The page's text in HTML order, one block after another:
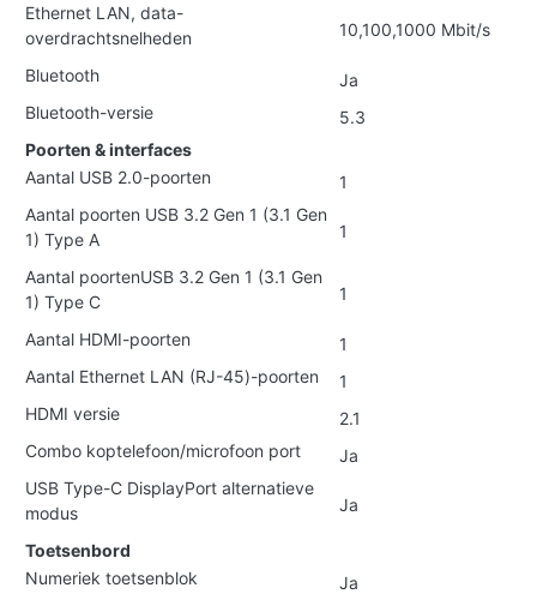
Ethernet LAN, data-
overdrachtsnelheden
10,100,1000 Mbit/s
Bluetooth
Ja
Bluetooth-versie
5.3
Poorten & interfaces
Aantal USB 2.0-poorten
1
Aantal poorten USB 3.2 Gen 1 (3.1 Gen
1) Type A
1
Aantal poortenUSB 3.2 Gen 1 (3.1 Gen
1) Type C
1
Aantal HDMI-poorten
1
Aantal Ethernet LAN (RJ-45)-poorten
1
HDMI versie
2.1
Combo koptelefoon/microfoon port
Ja
USB Type-C DisplayPort alternatieve
modus
Ja
Toetsenbord
Numeriek toetsenblok
Ja